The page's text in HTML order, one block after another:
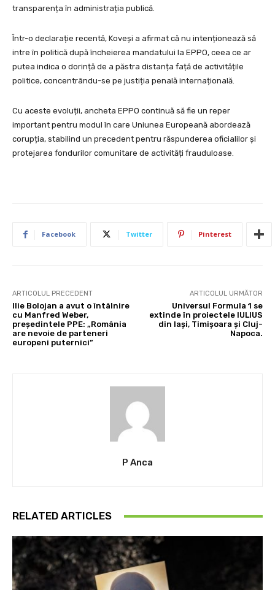
transparența în administrația publică.
Într-o declarație recentă, Koveși a afirmat că nu intenționează să
intre în politică după încheierea mandatului la EPPO, ceea ce ar
putea indica o dorință de a păstra distanța față de activitățile
politice, concentrându-se pe justiția penală internațională.
Cu aceste evoluții, ancheta EPPO continuă să fie un reper
important pentru modul în care Uniunea Europeană abordează
corupția, stabilind un precedent pentru răspunderea oficialilor și
protejarea fondurilor comunitare de activități frauduloase.
Facebook Twitter Pinterest
ARTICOLUL PRECEDENT
Ilie Bolojan a avut o întâlnire
cu Manfred Weber,
președintele PPE: „România
are nevoie de parteneri
europeni puternici”
ARTICOLUL URMĂTOR
Universul Formula 1 se
extinde în proiectele IULIUS
din Iași, Timișoara și Cluj-
Napoca.
P Anca
RELATED ARTICLES